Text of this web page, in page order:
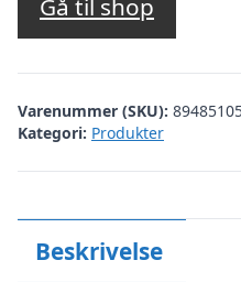
Gå til shop
Varenummer (SKU):
Kategori: Produkter
Beskrivelse